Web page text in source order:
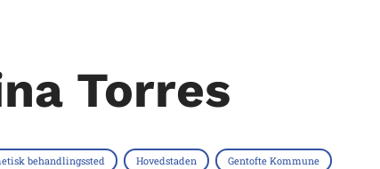
Torres
behandlingssted Hovedstaden Gentofte Kommune